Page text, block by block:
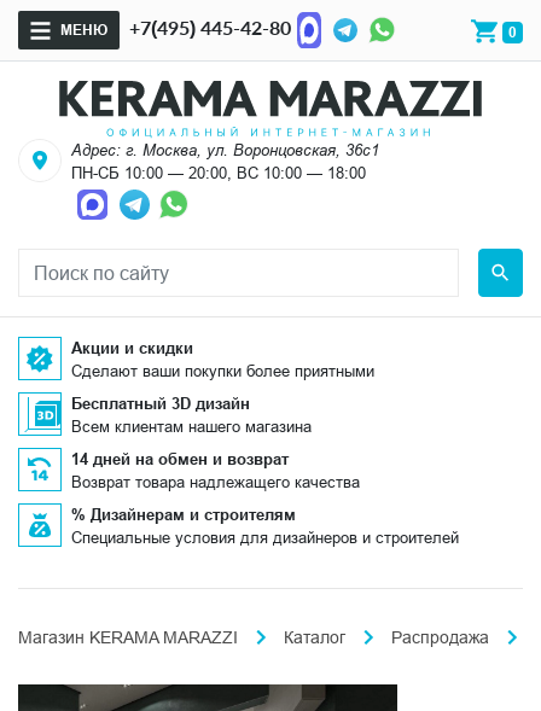
МЕНЮ +7(495) 445-42-80 0
Адрес: г. Москва, ул. Воронцовская, 36с1
ПН-СБ 10:00 — 20:00, ВС 10:00 — 18:00
Акции и скидки
Сделают ваши покупки более приятными
Бесплатный 3D дизайн
Всем клиентам нашего магазина
14 дней на обмен и возврат
Возврат товара надлежащего качества
% Дизайнерам и строителям
Специальные условия для дизайнеров и строителей
Магазин KERAMA MARAZZI Каталог Распродажа